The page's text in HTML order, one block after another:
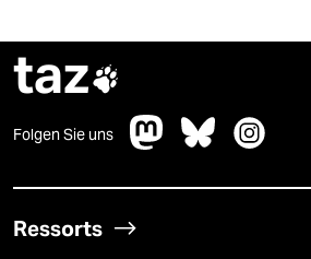
taz
Folgen Sie uns
Ressorts